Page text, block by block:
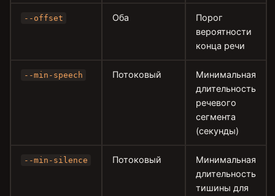
--offset Оба
Порог
вероятности
конца речи
--min-speech Потоковый
Минимальная
длительность
речевого
сегмента
(секунды)
--min-silence Потоковый
Минимальная
длительность
тишины для